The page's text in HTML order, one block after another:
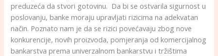
preduzeća da stvori gotovinu. Da bi se ostvarila sigurnost u
poslovanju, banke moraju upravljati rizicima na adekvatan
način. Poznato nam je da se rizici povećavaju zbog nove
konkurencije, novih proizvoda, pomjeranja od komercijalnog
bankarstva prema univerzalnom bankarstvu i tržištima